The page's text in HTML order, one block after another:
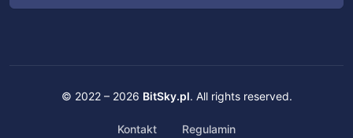
© 2022 – 2026 BitSky.pl. All rights reserved.
Kontakt Regulamin